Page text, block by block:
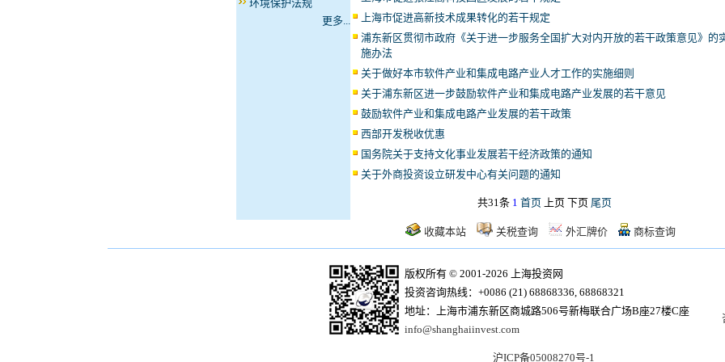
环境保护法规
更多...
上海市促进高新技术成果转化的若干规定
浦东新区贯彻市政府《关于进一步服务全国扩大对内开放的若干政策意见》的
施办法
关于做好本市软件产业和集成电路产业人才工作的实施细则
关于浦东新区进一步鼓励软件产业和集成电路产业发展的若干意见
鼓励软件产业和集成电路产业发展的若干政策
西部开发税收优惠
国务院关于支持文化事业发展若干经济政策的通知
关于外商投资设立研发中心有关问题的通知
共31条 1 首页 上页 下页 尾页
收藏本站 关税查询 外汇牌价 商标查询
版权所有 © 2001-2026 上海投资网
投资咨询热线：+0086 (21) 68868336, 68868321
地址：上海市浦东新区商城路506号新梅联合广场B座27楼C座
info@shanghaiinvest.com
沪ICP备05008270号-1